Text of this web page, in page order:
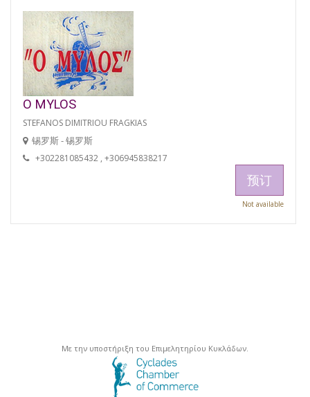
O MYLOS
STEFANOS DIMITRIOU FRAGKIAS
锡罗斯 - 锡罗斯
+302281085432 , +306945838217
预订
Not available
Με την υποστήριξη του Επιμελητηρίου Κυκλάδων.